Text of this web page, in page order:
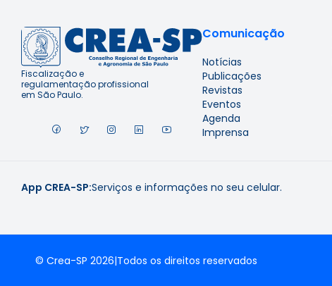
Fiscalização e
regulamentação profissional
em São Paulo.
Comunicação
Notícias
Publicações
Revistas
Eventos
Agenda
Imprensa
App CREA-SP:Serviços e informações no seu celular.
© Crea-SP 2026|Todos os direitos reservados